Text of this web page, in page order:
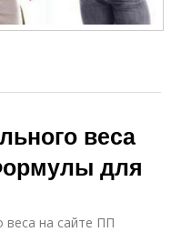
веса
для
веса на сайте ПП